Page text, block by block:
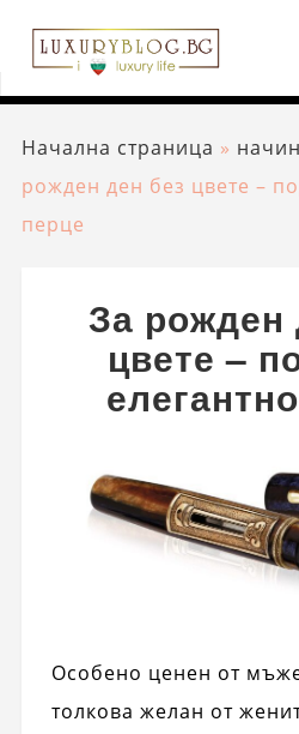
Начална страница »
рожден ден без цвете –
перце
За рожден
цвете –
Особено ценен от
толкова желан от